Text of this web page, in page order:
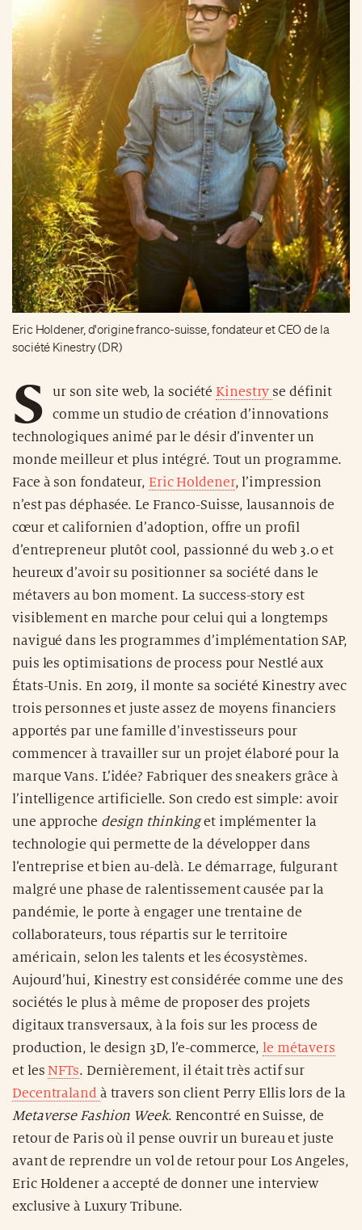
Eric Holdener, d'origine franco-suisse, fondateur et CEO de la
société Kinestry (DR)
S ur son site web, la sociétéKinestry se définit
comme un studio de création d’innovations
technologiques animé par le désir d’inventer un
monde meilleur et plus intégré. Tout un programme.
Face à son fondateur, Eric Holdener, l’impression
n’est pas déphasée. Le Franco-Suisse, lausannois de
cœur et californien d’adoption, offre un profil
d’entrepreneur plutôt cool, passionné du web 3.0 et
heureux d’avoir su positionner sa société dans le
métavers au bon moment. La success-story est
visiblement en marche pour celui qui a longtemps
navigué dans les programmes d’implémentation SAP,
puis les optimisations de process pour Nestlé aux
États-Unis. En 2019, il monte sa société Kinestry avec
trois personnes et juste assez de moyens financiers
apportés par une famille d’investisseurs pour
commencer à travailler sur un projet élaboré pour la
marque Vans. L’idée? Fabriquer des sneakers grâce à
l’intelligence artificielle. Son credo est simple: avoir
une approche design thinkinget implémenter la
technologie qui permette de la développer dans
l’entreprise et bien au-delà. Le démarrage, fulgurant
malgré une phase de ralentissement causée par la
pandémie, le porte à engager une trentaine de
collaborateurs, tous répartis sur le territoire
américain, selon les talents et les écosystèmes.
Aujourd’hui, Kinestry est considérée comme une des
sociétés le plus à même de proposer des projets
digitaux transversaux, à la fois sur les process de
production, le design 3D, l’e-commerce, le métavers
et les NFTs. Dernièrement, il était très actif sur
Decentraland à travers son client Perry Ellis lors de la
Metaverse Fashion Week. Rencontré en Suisse, de
retour de Paris où il pense ouvrir un bureau et juste
avant de reprendre un vol de retour pour Los Angeles,
Eric Holdener a accepté de donner une interview
exclusive à Luxury Tribune.